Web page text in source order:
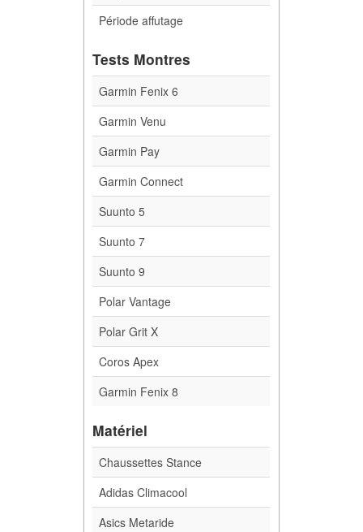
Période affutage
Tests Montres
Garmin Fenix 6
Garmin Venu
Garmin Pay
Garmin Connect
Suunto 5
Suunto 7
Suunto 9
Polar Vantage
Polar Grit X
Coros Apex
Garmin Fenix 8
Matériel
Chaussettes Stance
Adidas Climacool
Asics Metaride